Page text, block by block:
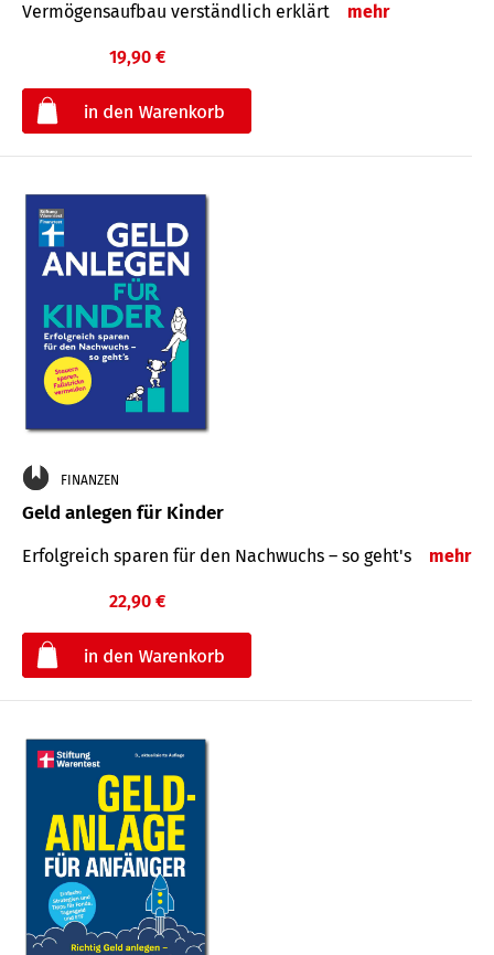
Vermögensaufbau verständlich erklärt
mehr
19,90 €
FINANZEN
Geld anlegen für Kinder
Erfolgreich sparen für den Nachwuchs – so geht's mehr
22,90 €